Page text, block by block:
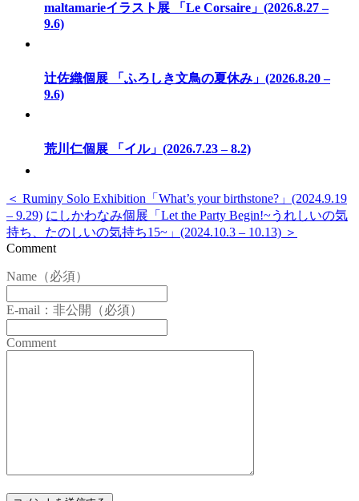
maltamarieイラスト展 「Le Corsaire」(2026.8.27 –
9.6)
辻佐織個展 「ふろしき文鳥の夏休み」(2026.8.20 –
9.6)
荒川仁個展 「イル」(2026.7.23 – 8.2)
＜ Ruminy Solo Exhibition「What’s your birthstone?」(2024.9.19
– 9.29) にしかわなみ個展「Let the Party Begin!~うれしいの気
持ち、たのしいの気持ち15~」(2024.10.3 – 10.13) ＞
Comment
Name（必須）
E-mail：非公開（必須）
Comment